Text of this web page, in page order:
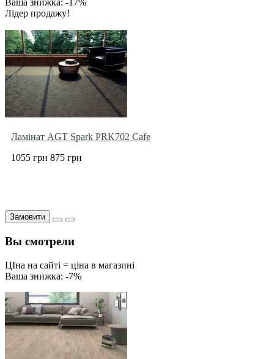
Ваша знижка: -17%
Лідер продажу!
Ламінат AGT Spark PRK702 Cafe
1055 грн 875 грн
Замовити
Вы смотрели
ЦІна на сайті = ціна в магазині
Ваша знижка: -7%